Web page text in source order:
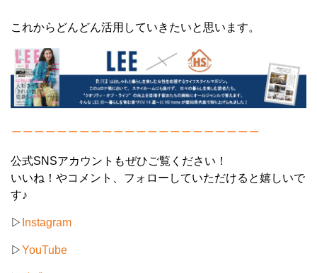
これからどんどん活用していきたいと思います。
公式SNSアカウントもぜひご覧ください！
いいね！やコメント、フォローしていただけると嬉しいで
す♪
▷ Instagram
▷YouTube